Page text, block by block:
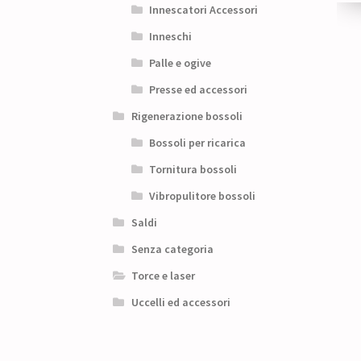
Innescatori Accessori
Inneschi
Palle e ogive
Presse ed accessori
Rigenerazione bossoli
Bossoli per ricarica
Tornitura bossoli
Vibropulitore bossoli
Saldi
Senza categoria
Torce e laser
Uccelli ed accessori